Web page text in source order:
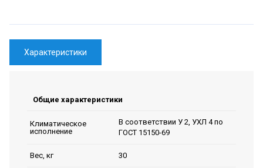
Характеристики
Общие характеристики
Климатическое
исполнение
В соответствии У 2, УХЛ 4 по
ГОСТ 15150-69
Вес, кг 30